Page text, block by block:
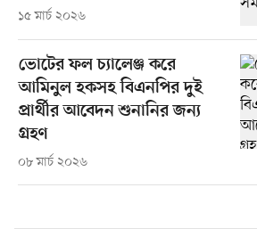
১৫ মার্চ ২০২৬
ভোটের ফল চ্যালেঞ্জ করে
আমিনুল হকসহ বিএনপির দুই
প্রার্থীর আবেদন শুনানির জন্য
গ্রহণ
০৮ মার্চ ২০২৬